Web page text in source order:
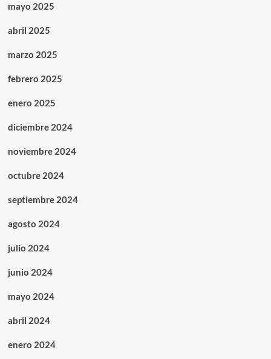
mayo 2025
abril 2025
marzo 2025
febrero 2025
enero 2025
diciembre 2024
noviembre 2024
octubre 2024
septiembre 2024
agosto 2024
julio 2024
junio 2024
mayo 2024
abril 2024
enero 2024